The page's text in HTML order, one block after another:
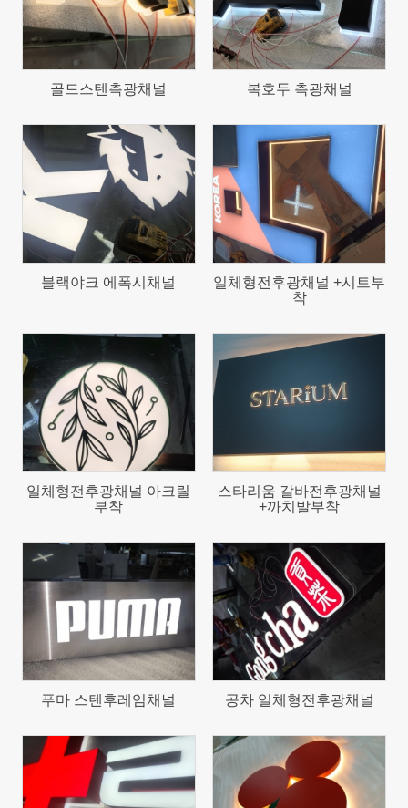
골드스텐측광채널 복호두 측광채널
220
블랙야크 에폭시채널
일체형전후광채널 +시트부
착
217
일체형전후광채널 아크릴
부착
스타리움 갈바전후광채널
+까치발부착
푸마 스텐후레임채널
178
공차 일체형전후광채널